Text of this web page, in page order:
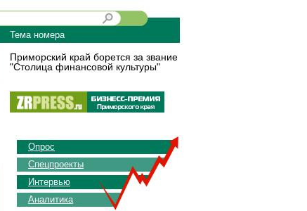
Тема номера
Приморский край борется за звание
"Столица финансовой культуры"
Опрос
Спецпроекты
Интервью
Аналитика